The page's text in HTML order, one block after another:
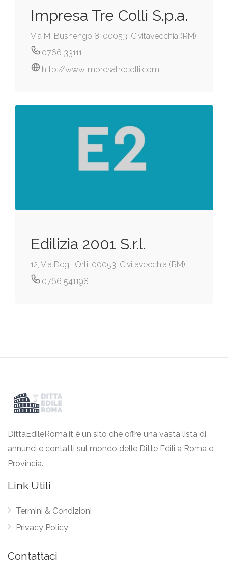
Impresa Tre Colli S.p.a.
Via M. Busnengo 8, 00053, Civitavecchia (RM)
0766 33111
http://www.impresatrecolli.com
Edilizia 2001 S.r.l.
12, Via Degli Orti, 00053, Civitavecchia (RM)
0766 541198
DittaEdileRoma.it è un sito che offre una vasta lista di
annunci e contatti sul mondo delle Ditte Edili a Roma e
Provincia.
Link Utili
Termini & Condizioni
Privacy Policy
Contattaci